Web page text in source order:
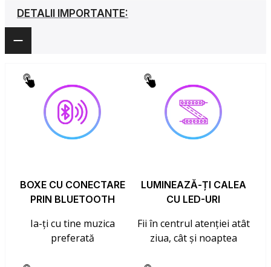
DETALII IMPORTANTE:
BOXE CU CONECTARE
PRIN BLUETOOTH
Ia-ți cu tine muzica
preferată
LUMINEAZĂ-ȚI CALEA
CU LED-URI
Fii în centrul atenției atât
ziua, cât și noaptea